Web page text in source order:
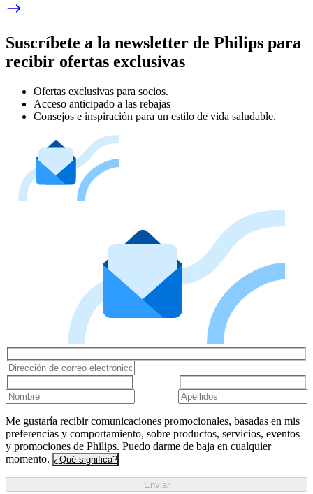
Suscríbete a la newsletter de Philips para
recibir ofertas exclusivas
Ofertas exclusivas para socios.
Acceso anticipado a las rebajas
Consejos e inspiración para un estilo de vida saludable.
Me gustaría recibir comunicaciones promocionales, basadas en mis
preferencias y comportamiento, sobre productos, servicios, eventos
y promociones de Philips. Puedo darme de baja en cualquier
momento. ¿Qué significa?
Enviar